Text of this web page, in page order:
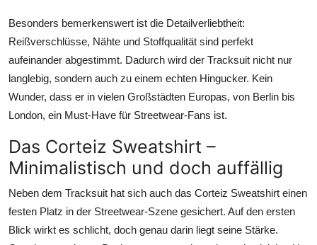
Besonders bemerkenswert ist die Detailverliebtheit:
Reißverschlüsse, Nähte und Stoffqualität sind perfekt
aufeinander abgestimmt. Dadurch wird der Tracksuit nicht nur
langlebig, sondern auch zu einem echten Hingucker. Kein
Wunder, dass er in vielen Großstädten Europas, von Berlin bis
London, ein Must-Have für Streetwear-Fans ist.
Das Corteiz Sweatshirt –
Minimalistisch und doch auffällig
Neben dem Tracksuit hat sich auch das Corteiz Sweatshirt einen
festen Platz in der Streetwear-Szene gesichert. Auf den ersten
Blick wirkt es schlicht, doch genau darin liegt seine Stärke.